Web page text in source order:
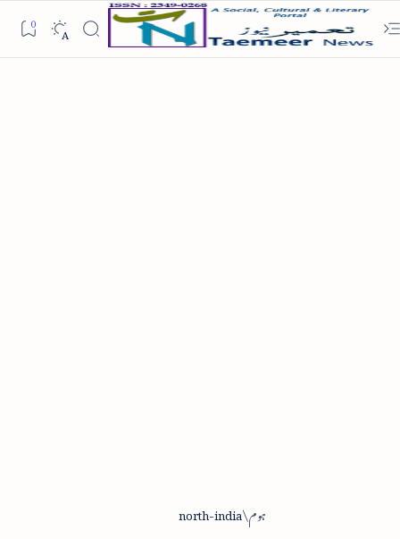
ہوم north-india